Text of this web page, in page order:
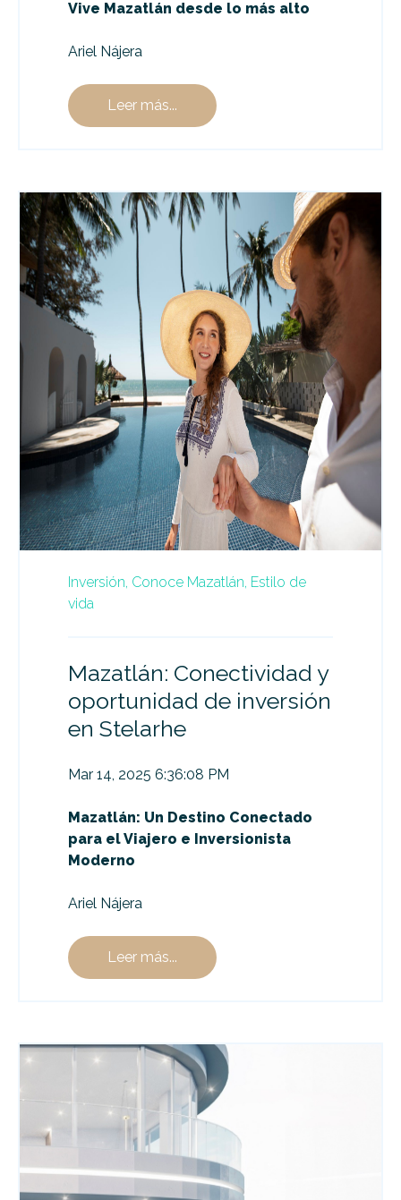
Vive Mazatlán desde lo más alto
Ariel Nájera
Leer más...
Inversión, Conoce Mazatlán, Estilo de
vida
Mazatlán: Conectividad y
oportunidad de inversión
en Stelarhe
Mar 14, 2025 6:36:08 PM
Mazatlán: Un Destino Conectado
para el Viajero e Inversionista
Moderno
Ariel Nájera
Leer más...